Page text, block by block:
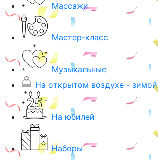
Массажи
Мастер-класс
Музыкальные
На открытом воздухе - зимой
На юбилей
Наборы